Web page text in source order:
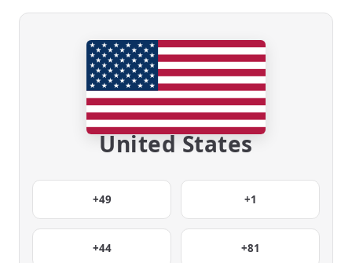
United States
+49 +1
+44 +81